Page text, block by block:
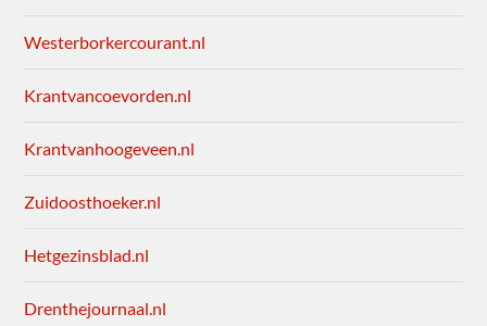
Westerborkercourant.nl
Krantvancoevorden.nl
Krantvanhoogeveen.nl
Zuidoosthoeker.nl
Hetgezinsblad.nl
Drenthejournaal.nl